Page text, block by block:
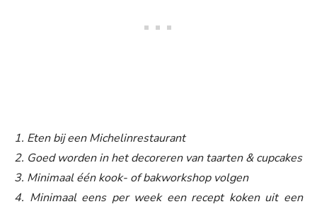
1. Eten bij een Michelinrestaurant
2. Goed worden in het decoreren van taarten & cupcakes
3. Minimaal één kook- of bakworkshop volgen
4. Minimaal eens per week een recept koken uit een